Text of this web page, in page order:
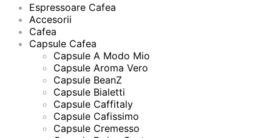
Espressoare Cafea
Accesorii
Cafea
Capsule Cafea
Capsule A Modo Mio
Capsule Aroma Vero
Capsule BeanZ
Capsule Bialetti
Capsule Caffitaly
Capsule Cafissimo
Capsule Cremesso